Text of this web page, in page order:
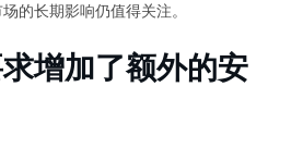
的长期影响仍值得关注。
增加了额外的安